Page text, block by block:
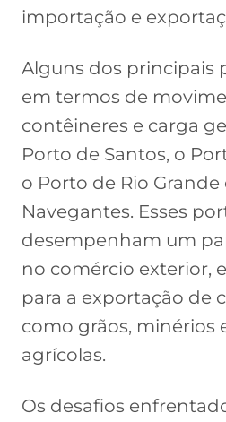
importação e
Alguns dos principais
em termos de
contêineres e carga
Porto de Santos, o
o Porto de Rio
Navegantes. Esses
desempenham um
no comércio exterior,
para a exportação de
como grãos, minérios
agrícolas.
Os desafios